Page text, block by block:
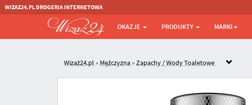
WIZAZ24.PL DROGERIA INTERNETOWA
OKAZJE PRODUKTY MARKI
Wizaż24.pl » Mężczyzna »Zapachy / Wody Toaletowe